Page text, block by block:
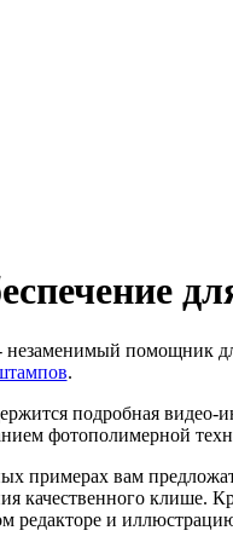
незаменимый помощник
.
подробная видео-
фотополимерной
примерах вам
качественного клише.
редакторе и